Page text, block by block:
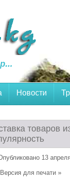
Новости
товаров
13
Версия для печати »